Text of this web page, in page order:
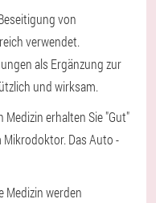
von
verwendet.
als Ergänzung zur
und wirksam.
erhalten Sie "Gut"
Das Auto -
Medizin werden